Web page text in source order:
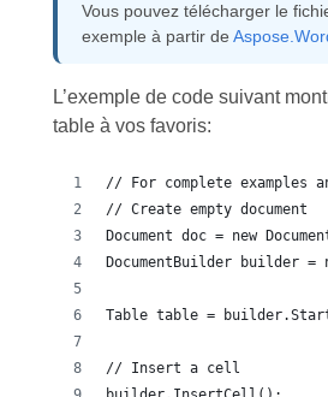
Vous pouvez télécharger le
exemple à partir de
L’exemple de code suivant
table à vos favoris:
// For complete examples
// Create empty document
Document doc = new
DocumentBuilder builder =
Table table =
// Insert a cell